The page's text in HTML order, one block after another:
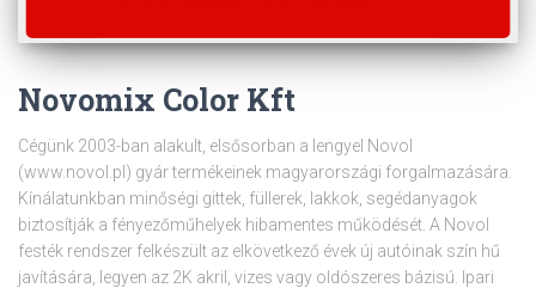
Novomix Color Kft
Cégünk 2003-ban alakult, elsősorban a lengyel Novol
(www.novol.pl) gyár termékeinek magyarországi forgalmazására.
Kínálatunkban minőségi gittek, füllerek, lakkok, segédanyagok
biztosítják a fényezőműhelyek hibamentes működését. A Novol
festék rendszer felkészült az elkövetkező évek új autóinak szín hű
javítására, legyen az 2K akril, vizes vagy oldószeres bázisú. Ipari